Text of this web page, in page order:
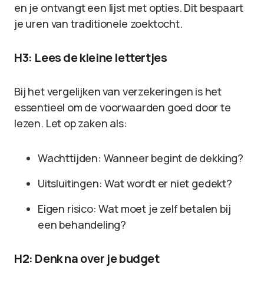
en je ontvangt een lijst met opties. Dit bespaart
je uren van traditionele zoektocht.
H3: Lees de kleine lettertjes
Bij het vergelijken van verzekeringen is het
essentieel om de voorwaarden goed door te
lezen. Let op zaken als:
Wachttijden: Wanneer begint de dekking?
Uitsluitingen: Wat wordt er niet gedekt?
Eigen risico: Wat moet je zelf betalen bij
een behandeling?
H2: Denk na over je budget